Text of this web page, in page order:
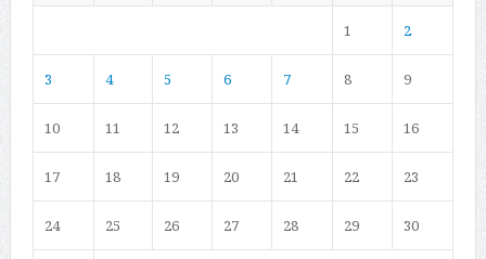
1 2
3 4 5 6 7 8 9
10 11 12 13 14 15 16
17 18 19 20 21 22 23
24 25 26 27 28 29 30